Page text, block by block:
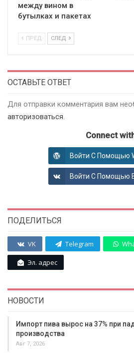
между вином в
бутылках и пакетах
ПРЕД СЛЕД
ОСТАВЬТЕ ОТВЕТ
Для отправки комментария вам
авторизоваться.
Connect
Войти С Помощью
Войти С Помощью
ПОДЕЛИТЬСЯ
VK Telegram
Эл. адрес
НОВОСТИ
Импорт пива вырос на 37% при
производства
Авг 7, 2026